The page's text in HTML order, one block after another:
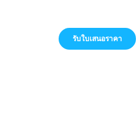
รับใบเสนอราคา